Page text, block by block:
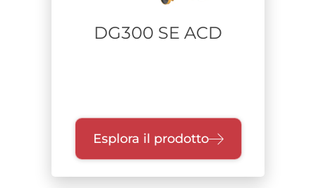
DG300 SE ACD
Esplora il prodotto